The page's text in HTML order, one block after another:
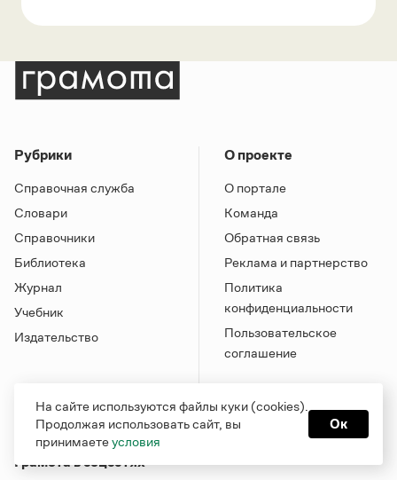
Рубрики
Справочная служба
Словари
Справочники
Библиотека
Журнал
Учебник
Издательство
О проекте
О портале
Команда
Обратная связь
Реклама и партнерство
Политика
конфиденциальности
Пользовательское
соглашение
Грамота в соцсетях
На сайте используются файлы куки (cookies).
Продолжая использовать сайт, вы
принимаетеусловия
Ок